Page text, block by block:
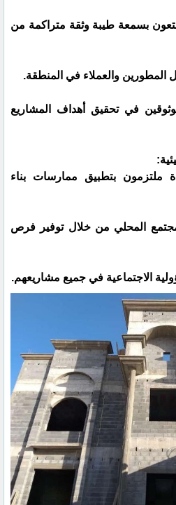
بسمعة طيبة وثقة متراكمة من
والعملاء في المنطقة.
في تحقيق أهداف المشاريع
ملتزمون بتطبيق ممارسات بناء
المحلي من خلال توفير فرص
الاجتماعية في جميع مشاريعهم.